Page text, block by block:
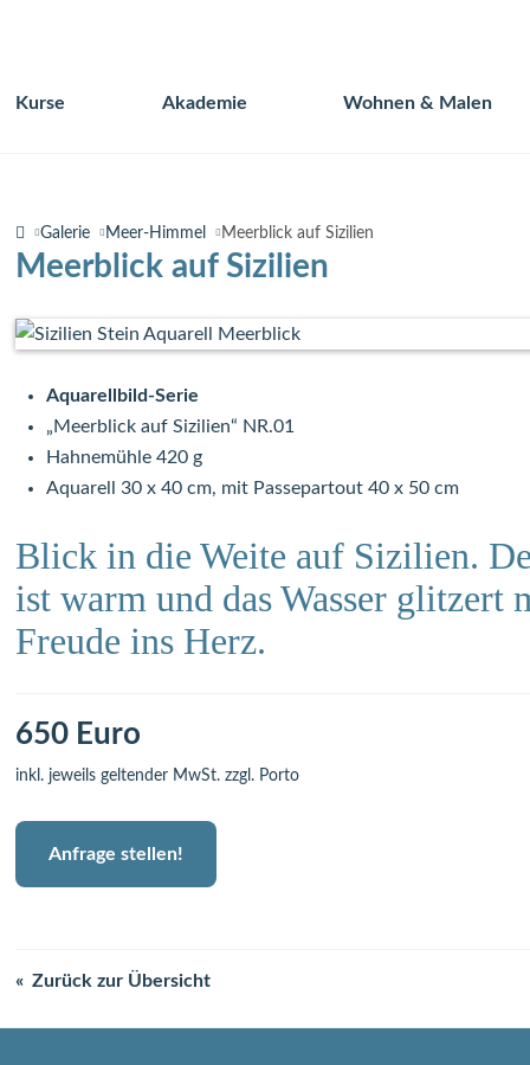
Navigation
Kurse Akademie Wohnen & Malen
Galerie Meer-Himmel Meerblick auf Sizilien
Meerblick auf Sizilien
Aquarellbild-Serie
„Meerblick auf Sizilien“ NR.01
Hahnemühle 420 g
Aquarell 30 x 40 cm, mit Passepartout 40 x 50 cm
Blick in die Weite auf Sizilien.
ist warm und das Wasser glitzert
Freude ins Herz.
650 Euro
inkl. jeweils geltender MwSt. zzgl. Porto
Anfrage stellen!
Zurück zur Übersicht